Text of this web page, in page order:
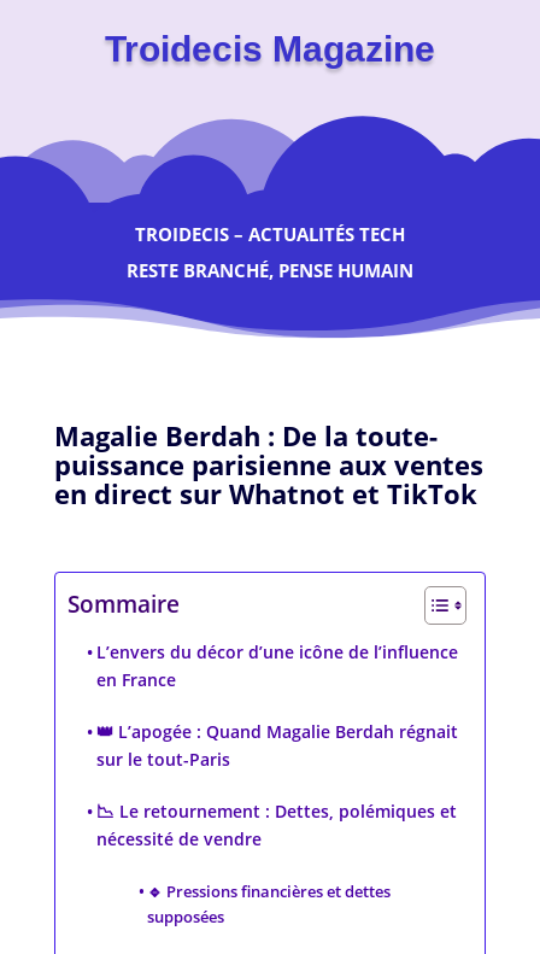
Troidecis Magazine
TROIDECIS – ACTUALITÉS TECH
RESTE BRANCHÉ, PENSE HUMAIN
Magalie Berdah : De la toute-
puissance parisienne aux ventes
en direct sur Whatnot et TikTok
Sommaire
L’envers du décor d’une icône de l’influence
en France
👑 L’apogée : Quand Magalie Berdah régnait
sur le tout-Paris
📉 Le retournement : Dettes, polémiques et
nécessité de vendre
🔹 Pressions financières et dettes
supposées